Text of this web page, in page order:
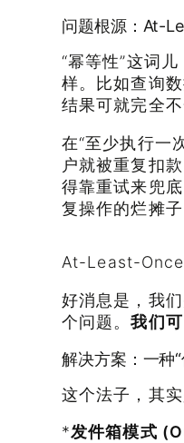
问题根源：At-
“幂等性”这词
样。比如查询
结果可就完全
在“至少执行一
户就被重复扣
得靠重试来兜
复操作的烂摊子
At-Least-Once
好消息是，我
个问题。我们
解决方案：一种
这个法子，其
*发件箱模式